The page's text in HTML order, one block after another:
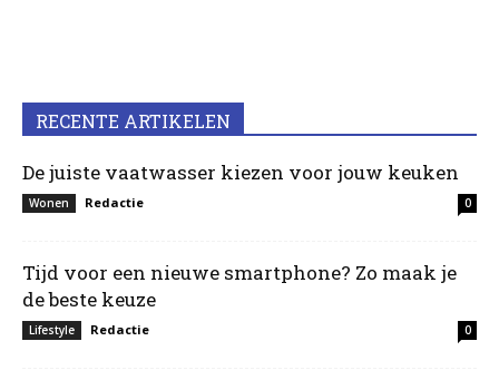
RECENTE ARTIKELEN
De juiste vaatwasser kiezen voor jouw keuken
Wonen Redactie 0
Tijd voor een nieuwe smartphone? Zo maak je
de beste keuze
Lifestyle Redactie 0